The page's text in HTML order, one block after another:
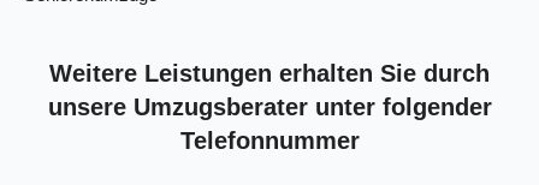
Weitere Leistungen erhalten Sie durch
unsere Umzugsberater unter folgender
Telefonnummer